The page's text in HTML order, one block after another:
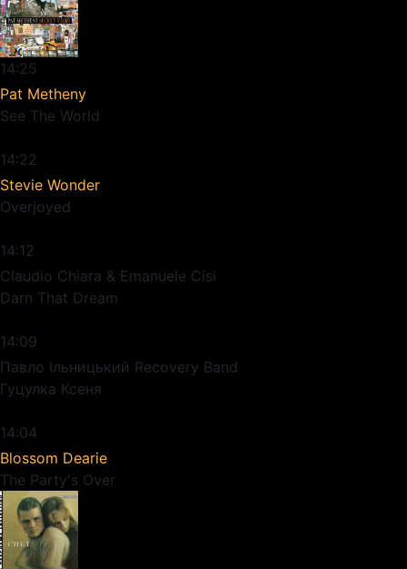
14:25
Pat Metheny
See The World
14:22
Stevie Wonder
Overjoyed
14:12
Claudio Chiara & Emanuele Cisi
Darn That Dream
14:09
Павло Ільницький Recovery Band
Гуцулка Ксеня
14:04
Blossom Dearie
The Party's Over